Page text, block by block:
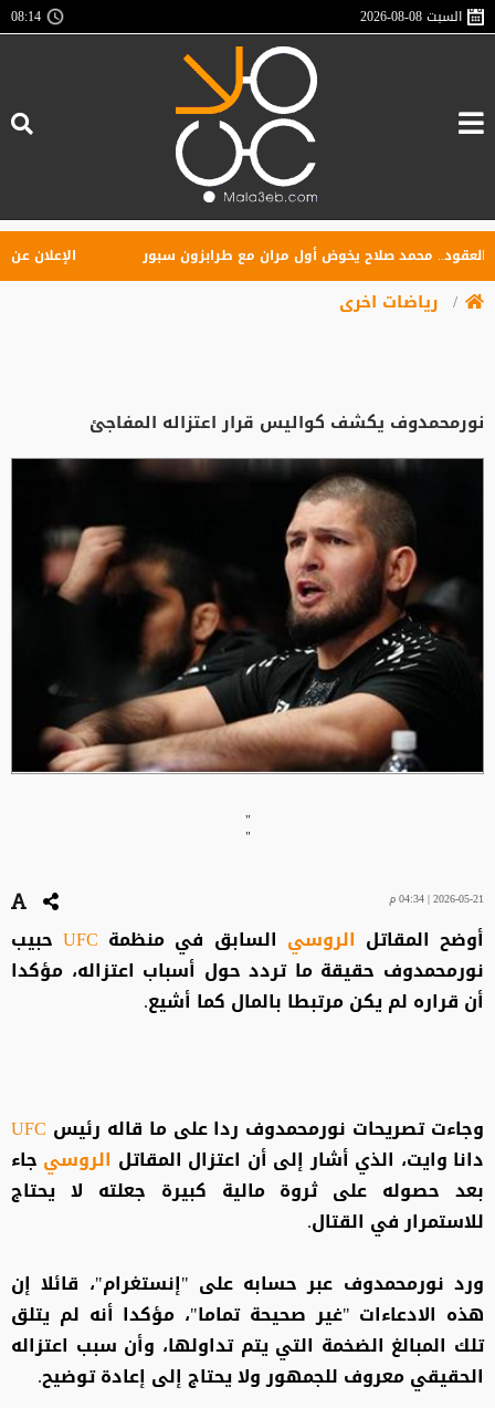
السبت2026-08-08
08:14
محمد صلاح يخوض أول مران مع طرابزون سبور الإعلان عن
رياضات اخرى
نورمحمدوف يكشف كواليس قرار اعتزاله المفاجئ
"
"
2026-05-21 | 04:34 م
أوضح المقاتل الروسي السابق في منظمة
حبيب
نورمحمدوف حقيقة ما تردد حول أسباب اعتزاله، مؤكدا
أن قراره لم يكن مرتبطا بالمال كما أشيع.
وجاءت تصريحات نورمحمدوف ردا على ما قاله رئيس
دانا وايت، الذي أشار إلى أن اعتزال المقاتل الروسي جاء
بعد حصوله على ثروة مالية كبيرة جعلته لا يحتاج
للاستمرار في القتال.
ورد نورمحمدوف عبر حسابه على "إنستغرام"، قائلا إن
هذه الادعاءات "غير صحيحة تماما"، مؤكدا أنه لم يتلق
تلك المبالغ الضخمة التي يتم تداولها، وأن سبب اعتزاله
الحقيقي معروف للجمهور ولا يحتاج إلى إعادة توضيح.